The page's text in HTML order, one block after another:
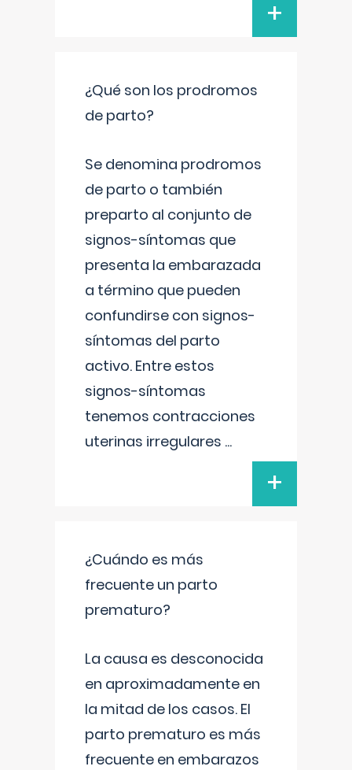
+
¿Qué son los prodromos
de parto?
Se denomina prodromos
de parto o también
preparto al conjunto de
signos-síntomas que
presenta la embarazada
a término que pueden
confundirse con signos-
síntomas del parto
activo. Entre estos
signos-síntomas
tenemos contracciones
uterinas irregulares ...
+
¿Cuándo es más
frecuente un parto
prematuro?
La causa es desconocida
en aproximadamente en
la mitad de los casos. El
parto prematuro es más
frecuente en embarazos